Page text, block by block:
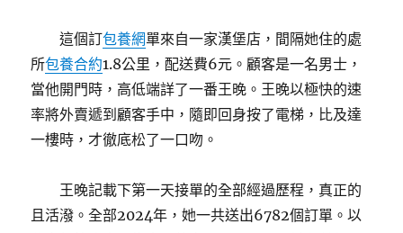
這個訂包養網單來自一家漢堡店，間隔她住的處
所包養合約1.8公里，配送費6元。顧客是一名男士，
當他開門時，高低端詳了一番王晚。王晚以極快的速
率將外賣遞到顧客手中，隨即回身按了電梯，比及達
一樓時，才徹底松了一口吻。
王晚記載下第一天接單的全部經過歷程，真正的
且活潑。全部2024年，她一共送出6782個訂單。以